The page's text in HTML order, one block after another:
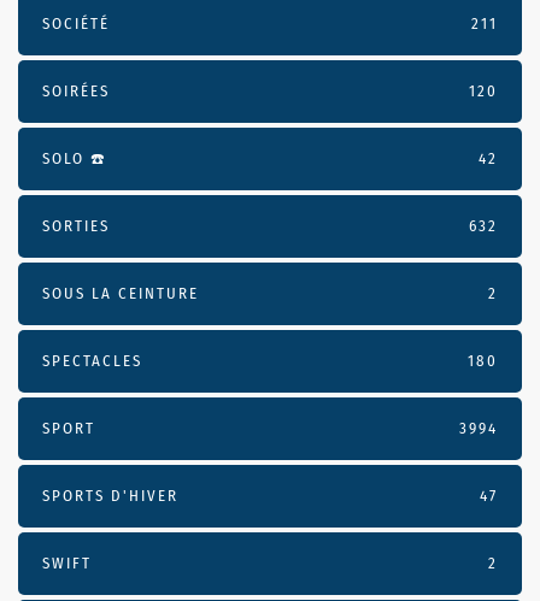
SOCIÉTÉ 211
SOIRÉES 120
SOLO ☎️ 42
SORTIES 632
SOUS LA CEINTURE 2
SPECTACLES 180
SPORT 3994
SPORTS D'HIVER 47
SWIFT 2